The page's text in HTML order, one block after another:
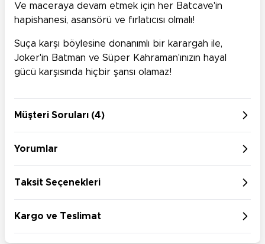
Ve maceraya devam etmek için her Batcave'in
hapishanesi, asansörü ve fırlatıcısı olmalı!
Suça karşı böylesine donanımlı bir karargah ile,
Joker'in Batman ve Süper Kahraman'ınızın hayal
gücü karşısında hiçbir şansı olamaz!
Müşteri Soruları (4)
Yorumlar
Taksit Seçenekleri
Kargo ve Teslimat